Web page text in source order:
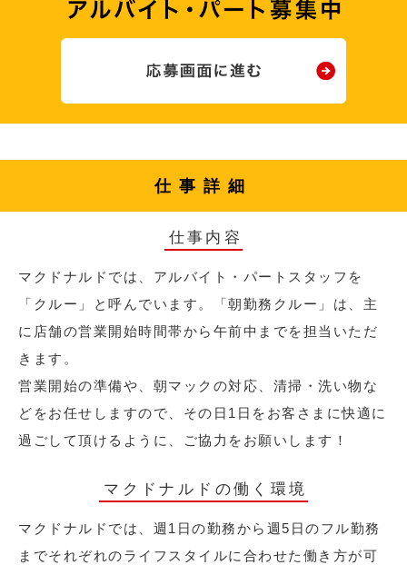
仕事詳細
仕事内容
マクドナルドでは、アルバイト・パートスタッフを
「クルー」と呼んでいます。「朝勤務クルー」は、主
に店舗の営業開始時間帯から午前中までを担当いただ
きます。
営業開始の準備や、朝マックの対応、清掃・洗い物な
どをお任せしますので、その日1日をお客さまに快適に
過ごして頂けるように、ご協力をお願いします！
マクドナルドの働く環境
マクドナルドでは、週1日の勤務から週5日のフル勤務
までそれぞれのライフスタイルに合わせた働き方が可